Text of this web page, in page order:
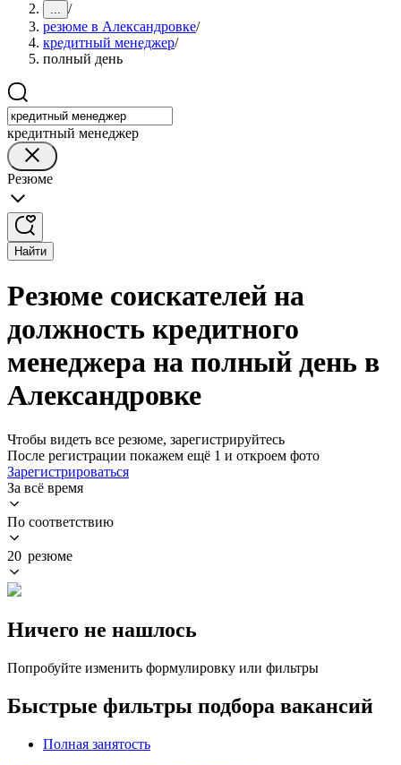
... /
резюме в Александровке/
кредитный менеджер/
полный день
кредитный менеджер
Резюме
Найти
Резюме соискателей на
должность кредитного
менеджера на полный день в
Александровке
Чтобы видеть все резюме, зарегистрируйтесь
После регистрации покажем ещё 1 и откроем фото
Зарегистрироваться
За всё время
По соответствию
20 резюме
Ничего не нашлось
Попробуйте изменить формулировку или фильтры
Быстрые фильтры подбора вакансий
Полная занятость